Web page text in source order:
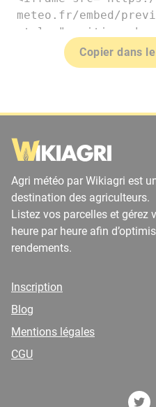
Copier dans
Agri météo par Wikiagri est
destination des agriculteurs.
Listez vos parcelles et gérez
heure par heure afin
rendements.
Inscription
Blog
Mentions légales
CGU